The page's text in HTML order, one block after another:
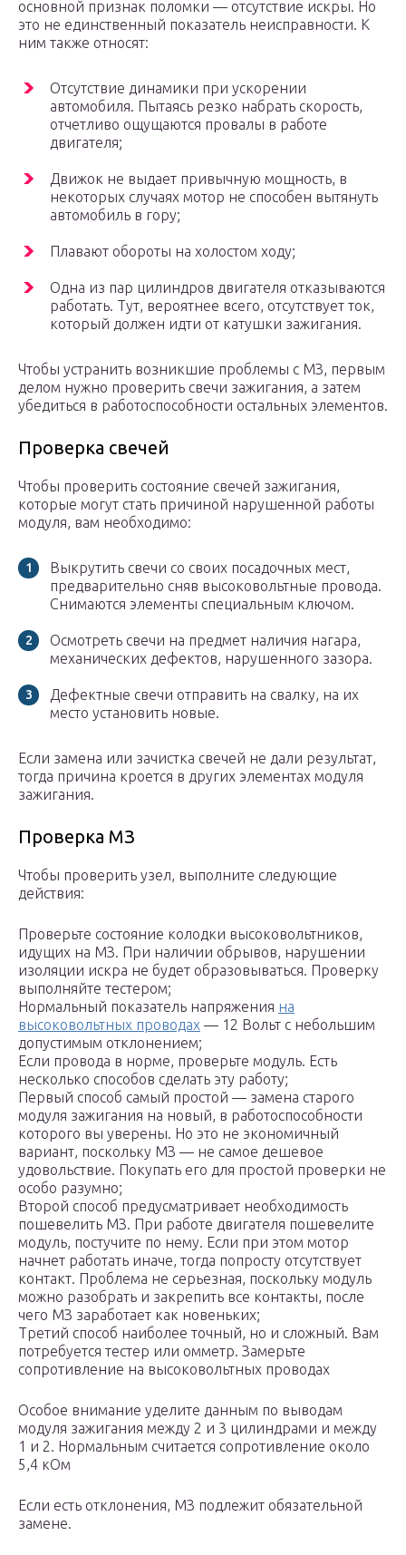
основной признак поломки — отсутствие искры. Но
это не единственный показатель неисправности. К
ним также относят:
Отсутствие динамики при ускорении
автомобиля. Пытаясь резко набрать скорость,
отчетливо ощущаются провалы в работе
двигателя;
Движок не выдает привычную мощность, в
некоторых случаях мотор не способен вытянуть
автомобиль в гору;
Плавают обороты на холостом ходу;
Одна из пар цилиндров двигателя отказываются
работать. Тут, вероятнее всего, отсутствует ток,
который должен идти от катушки зажигания.
Чтобы устранить возникшие проблемы с МЗ, первым
делом нужно проверить свечи зажигания, а затем
убедиться в работоспособности остальных элементов.
Проверка свечей
Чтобы проверить состояние свечей зажигания,
которые могут стать причиной нарушенной работы
модуля, вам необходимо:
Выкрутить свечи со своих посадочных мест,
предварительно сняв высоковольтные провода.
Снимаются элементы специальным ключом.
Осмотреть свечи на предмет наличия нагара,
механических дефектов, нарушенного зазора.
Дефектные свечи отправить на свалку, на их
место установить новые.
Если замена или зачистка свечей не дали результат,
тогда причина кроется в других элементах модуля
зажигания.
Проверка МЗ
Чтобы проверить узел, выполните следующие
действия:
Проверьте состояние колодки высоковольтников,
идущих на МЗ. При наличии обрывов, нарушении
изоляции искра не будет образовываться. Проверку
выполняйте тестером;
Нормальный показатель напряжения на
высоковольтных проводах — 12 Вольт с небольшим
допустимым отклонением;
Если провода в норме, проверьте модуль. Есть
несколько способов сделать эту работу;
Первый способ самый простой — замена старого
модуля зажигания на новый, в работоспособности
которого вы уверены. Но это не экономичный
вариант, поскольку МЗ — не самое дешевое
удовольствие. Покупать его для простой проверки не
особо разумно;
Второй способ предусматривает необходимость
пошевелить МЗ. При работе двигателя пошевелите
модуль, постучите по нему. Если при этом мотор
начнет работать иначе, тогда попросту отсутствует
контакт. Проблема не серьезная, поскольку модуль
можно разобрать и закрепить все контакты, после
чего МЗ заработает как новеньких;
Третий способ наиболее точный, но и сложный. Вам
потребуется тестер или омметр. Замерьте
сопротивление на высоковольтных проводах
Особое внимание уделите данным по выводам
модуля зажигания между 2 и 3 цилиндрами и между
1 и 2. Нормальным считается сопротивление около
5,4 кОм
Если есть отклонения, МЗ подлежит обязательной
замене.